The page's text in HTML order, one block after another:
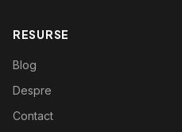
RESURSE
Blog
Despre
Contact